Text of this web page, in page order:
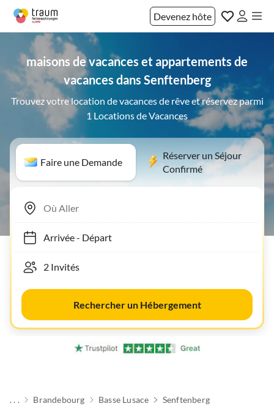
Devenez hôte
maisons de vacances et appartements de
vacances dans Senftenberg
Trouvez votre location de vacances de rêve et réservez parmi
1 Locations de Vacances
Faire une Demande
Réserver un Séjour
Confirmé
Arrivée- Départ
Rechercher un Hébergement
. . . Brandebourg Basse Lusace Senftenberg